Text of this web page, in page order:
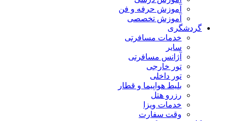
آموزش حرفه و فن
آموزش تخصصی
گردشگری
خدمات مسافرتی
سایر
آژانس مسافرتی
تور خارجی
تور داخلی
بلیط هواپیما و قطار
رزرو هتل
خدمات ویزا
وقت سفارت